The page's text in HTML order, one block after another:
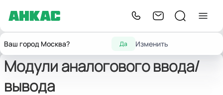
Ваш город Москва? Да Изменить
ГлавнаяМодули ввода/вывода Модули аналогового ввода/вывода
Модули аналогового ввода/
вывода